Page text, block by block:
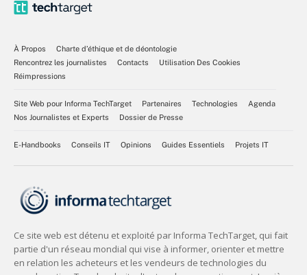
À Propos
Charte d’éthique et de déontologie
Rencontrez les journalistes
Contacts
Utilisation Des Cookies
Réimpressions
Site Web pour Informa TechTarget Partenaires Technologies
Agenda
Nos Journalistes et Experts
Dossier de Presse
E-Handbooks Conseils IT Opinions Guides Essentiels Projets IT